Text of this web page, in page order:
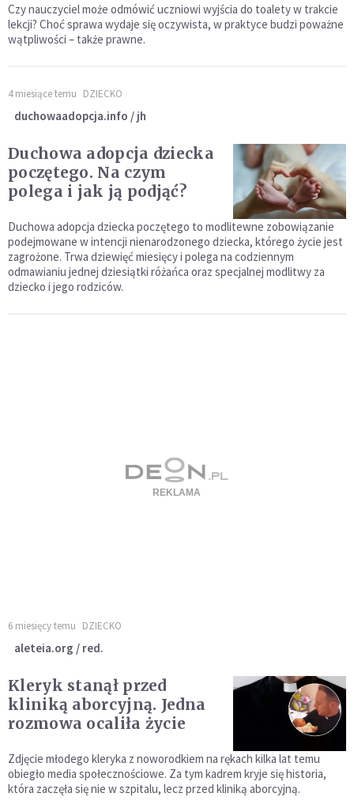
Czy nauczyciel może odmówić uczniowi wyjścia do toalety w trakcie
lekcji? Choć sprawa wydaje się oczywista, w praktyce budzi poważne
wątpliwości – także prawne.
4 miesiące temu DZIECKO
duchowaadopcja.info / jh
Duchowa adopcja dziecka
poczętego. Na czym
polega i jak ją podjąć?
Duchowa adopcja dziecka poczętego to modlitewne zobowiązanie
podejmowane w intencji nienarodzonego dziecka, którego życie jest
zagrożone. Trwa dziewięć miesięcy i polega na codziennym
odmawianiu jednej dziesiątki różańca oraz specjalnej modlitwy za
dziecko i jego rodziców.
6 miesięcy temu DZIECKO
aleteia.org / red.
Kleryk stanął przed
kliniką aborcyjną. Jedna
rozmowa ocaliła życie
Zdjęcie młodego kleryka z noworodkiem na rękach kilka lat temu
obiegło media społecznościowe. Za tym kadrem kryje się historia,
która zaczęła się nie w szpitalu, lecz przed kliniką aborcyjną.